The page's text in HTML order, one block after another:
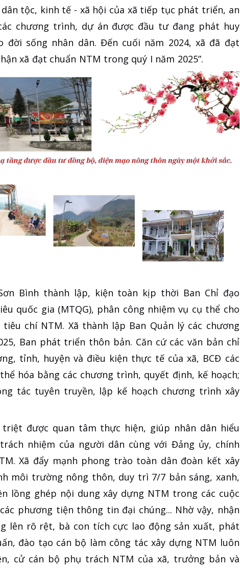
tộc, kinh tế - xã hội của xã tiếp tục phát triển, an
chương trình, dự án được đầu tư đang phát huy
đời sống nhân dân. Đến cuối năm 2024, xã đã đạt
xã đạt chuẩn NTM trong quý I năm 2025”.
Bình thành lập, kiện toàn kịp thời Ban Chỉ đạo
quốc gia (MTQG), phân công nhiệm vụ cụ thể cho
chí NTM. Xã thành lập Ban Quản lý các chương
Ban phát triển thôn bản. Căn cứ các văn bản chỉ
tỉnh, huyện và điều kiện thực tế của xã, BCĐ các
hóa bằng các chương trình, quyết định, kế hoạch;
tác tuyên truyền, lập kế hoạch chương trình xây
được quan tâm thực hiện, giúp nhân dân hiểu
nhiệm của người dân cùng với Đảng ủy, chính
Xã đẩy mạnh phong trào toàn dân đoàn kết xây
môi trường nông thôn, duy trì 7/7 bản sáng, xanh,
lồng ghép nội dung xây dựng NTM trong các cuộc
phương tiện thông tin đại chúng... Nhờ vậy, nhận
lên rõ rệt, bà con tích cực lao động sản xuất, phát
đào tạo cán bộ làm công tác xây dựng NTM luôn
cử cán bộ phụ trách NTM của xã, trưởng bản và